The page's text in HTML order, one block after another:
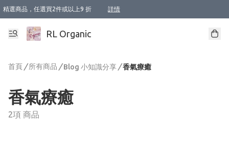
精選商品，任選買2件或以上9 折 詳情
XI周年優惠【新品自由選2件88折/3件85折】
XI周年優惠【Chakra 脈輪平衡自由選2件9折/3件85折/5件8折】
Florame 肌底自由選 2支9折 3支85折
XI周年優惠【蟲蟲退散 · 防衛結界﹞系列2件9折】
Sunki 任選2件95折
BIOFFICINA TOSCANA 任選2支9折 3支85折
Lamav 任選1件9折 2件85折
Mukti Organics 指定產品任選1件9折, 2件88折 3件85折
Intelligent Nutrients Skincare 任選2件9折
deodorant 任選2件88折
化妝品 任選2件95折
XI周年優惠【身心靈單品 任選2件9折/3件85折/5件8折】
XI周年優惠 【精油/香水 任選2件9折/3件85折/5件8折】
XI周年優惠【「關節到肌膚」全效養護 BODY OIL 組2件88折/3件85折】
XI周年優惠【夏日有機物理防曬套裝2件88折】
XI周年優惠【夏日潔面隨意選2件88折/3件85折】
XI周年優惠【逆齡奇蹟抗氧 11 自由選2件88折/3件85折/4件或以上8折】
新會員首次購物即享全單 95 折優惠！
成為VIP / VVIP 可享有生日月現金扣減獎賞優惠 !! 記得去賬户資料填上生日日期啦 !
選用順豐速運，滿$500 免運費
本地速遞 京東 送住宅/ 工商地址 $400 免運費
澳門訂單選用順豐速運，滿$800 免運費
RL Organic
首頁 / 所有商品 / Blog 小知識分享 /香氣療癒
香氣療癒
2項 商品